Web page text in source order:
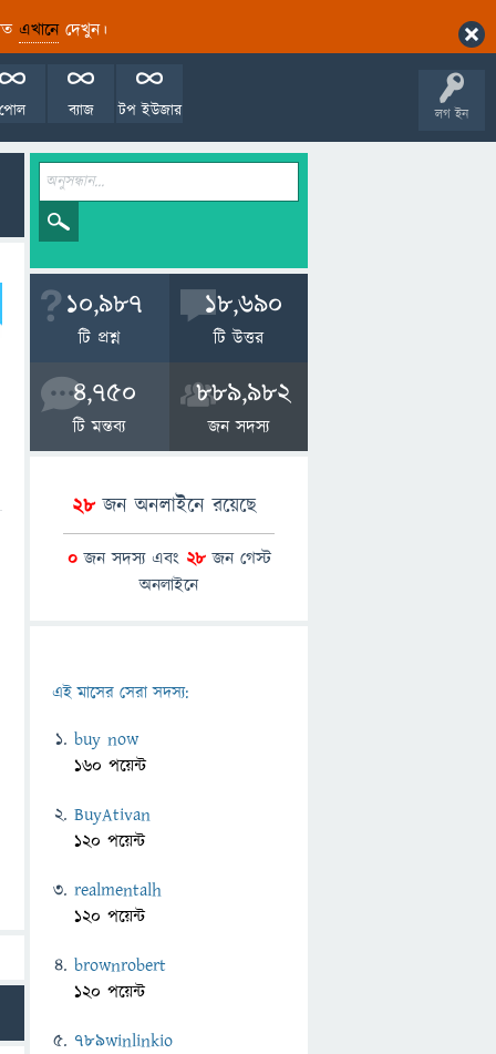
এখানেদেখুন।
লগ ইন
টপ ইউজার
ব্যাজ
পোল
10,987
টি প্রশ্ন
18,690
টি উত্তর
4,750
টি মন্তব্য
889,982
জন সদস্য
28জন অনলাইনে রয়েছে
0জন সদস্য এবং 28জন গেস্ট
অনলাইনে
এই মাসের সেরা সদস্য:
buy now
160 পয়েন্ট
BuyAtivan
120 পয়েন্ট
realmentalh
120 পয়েন্ট
brownrobert
120 পয়েন্ট
789winlinkio